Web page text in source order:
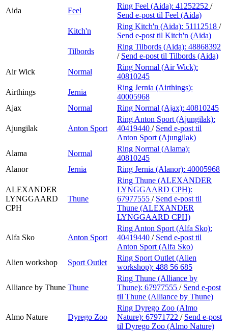
Aida
Feel
Ring Feel (Aida): 41252252 /
Send e-post til Feel (Aida)
Kitch'n
Ring Kitch'n (Aida): 51112518 /
Send e-post til Kitch'n (Aida)
Tilbords
Ring Tilbords (Aida): 48868392
/ Send e-post til Tilbords (Aida)
Air Wick
Normal
Ring Normal (Air Wick):
40810245
Airthings
Jernia
Ring Jernia (Airthings):
40005968
Ajax
Normal Ring Normal (Ajax): 40810245
Ajungilak Anton Sport
Ring Anton Sport (Ajungilak):
40419440 / Send e-post til
Anton Sport (Ajungilak)
Alama
Normal
Ring Normal (Alama):
40810245
Alanor
Jernia Ring Jernia (Alanor): 40005968
ALEXANDER
LYNGGAARD
CPH
Thune
Ring Thune (ALEXANDER
LYNGGAARD CPH):
67977555 / Send e-post til
Thune (ALEXANDER
LYNGGAARD CPH)
Alfa Sko Anton Sport
Ring Anton Sport (Alfa Sko):
40419440 / Send e-post til
Anton Sport (Alfa Sko)
Alien workshop
Sport Outlet
Ring Sport Outlet (Alien
workshop): 488 56 685
Alliance by Thune Thune
Ring Thune (Alliance by
Thune): 67977555 / Send e-post
til Thune (Alliance by Thune)
Almo Nature Dyrego Zoo
Ring Dyrego Zoo (Almo
Nature): 67971722 / Send e-post
til Dyrego Zoo (Almo Nature)